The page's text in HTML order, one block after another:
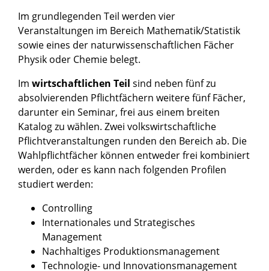
Im grundlegenden Teil werden vier
Veranstaltungen im Bereich Mathematik/Statistik
sowie eines der naturwissenschaftlichen Fächer
Physik oder Chemie belegt.
Im wirtschaftlichen Teil sind neben fünf zu
absolvierenden Pflichtfächern weitere fünf Fächer,
darunter ein Seminar, frei aus einem breiten
Katalog zu wählen. Zwei volkswirtschaftliche
Pflichtveranstaltungen runden den Bereich ab. Die
Wahlpflichtfächer können entweder frei kombiniert
werden, oder es kann nach folgenden Profilen
studiert werden:
Controlling
Internationales und Strategisches
Management
Nachhaltiges Produktionsmanagement
Technologie- und Innovationsmanagement